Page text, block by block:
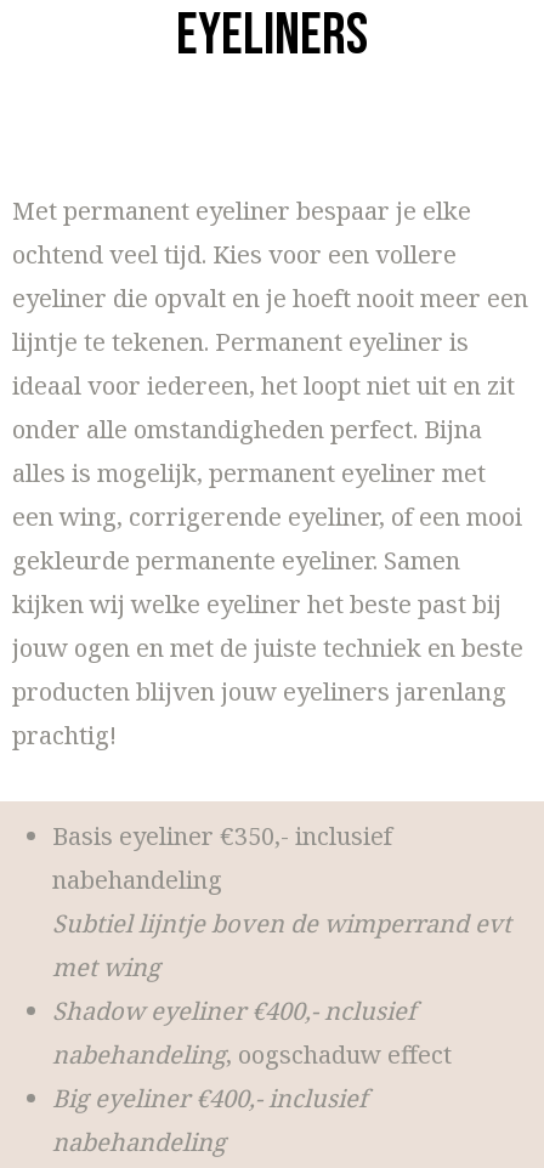
Eyeliners
Met permanent eyeliner bespaar je elke
ochtend veel tijd. Kies voor een vollere
eyeliner die opvalt en je hoeft nooit meer een
lijntje te tekenen. Permanent eyeliner is
ideaal voor iedereen, het loopt niet uit en zit
onder alle omstandigheden perfect. Bijna
alles is mogelijk, permanent eyeliner met
een wing, corrigerende eyeliner, of een mooi
gekleurde permanente eyeliner. Samen
kijken wij welke eyeliner het beste past bij
jouw ogen en met de juiste techniek en beste
producten blijven jouw eyeliners jarenlang
prachtig!
Basis eyeliner €350,- inclusief
nabehandeling
Subtiel lijntje boven de wimperrand evt
met wing
Shadow eyeliner €400,- nclusief
nabehandeling, oogschaduw effect
Big eyeliner €400,- inclusief
nabehandeling